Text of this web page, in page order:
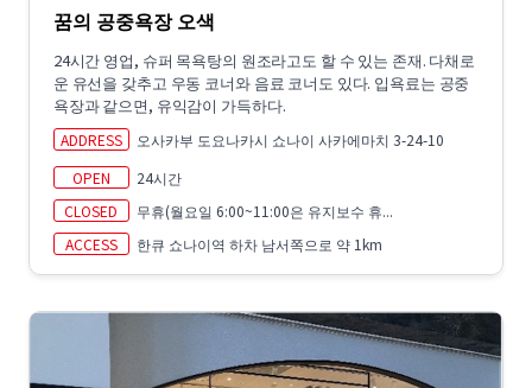
꿈의 공중욕장 오색
24시간 영업, 슈퍼 목욕탕의 원조라고도 할 수 있는 존재. 다채로
운 유선을 갖추고 우동 코너와 음료 코너도 있다. 입욕료는 공중
욕장과 같으면, 유익감이 가득하다.
ADDRESS
오사카부 도요나카시 쇼나이 사카에마치 3-24-10
OPEN
24시간
CLOSED
무휴(월요일 6:00~11:00은 유지보수 휴...
ACCESS
한큐 쇼나이역 하차 남서쪽으로 약 1km